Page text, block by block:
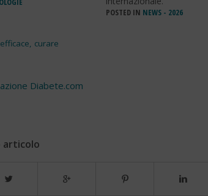
POSTED IN NEWS - 2026
efficace, curare
Diabete.com
articolo